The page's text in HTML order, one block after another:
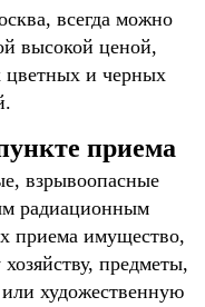
всегда можно
высокой ценой,
цветных и черных
приема
взрывоопасные
радиационным
приема имущество,
предметы,
художественную